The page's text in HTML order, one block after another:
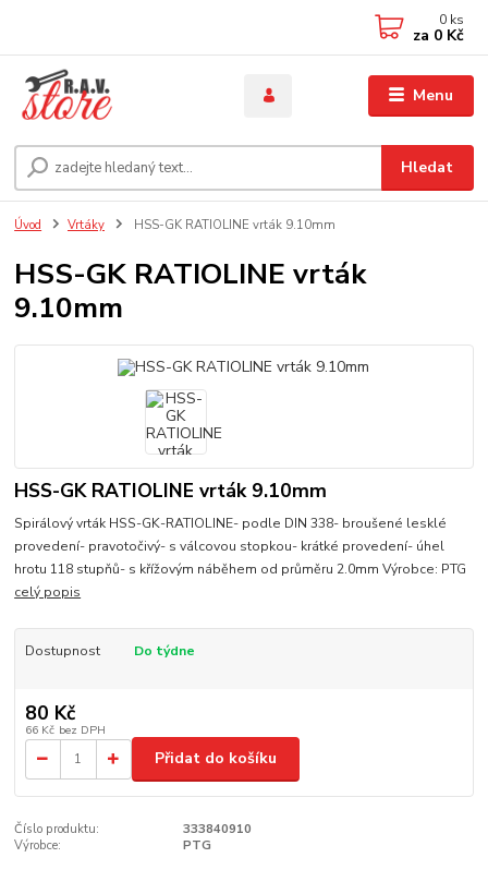
Menu
Hledat
0 ks
za 0 Kč
Úvod Vrtáky HSS-GK RATIOLINE vrták 9.10mm
HSS-GK RATIOLINE vrták
9.10mm
HSS-GK RATIOLINE vrták 9.10mm
Spirálový vrták HSS-GK-RATIOLINE- podle DIN 338- broušené lesklé
provedení- pravotočivý- s válcovou stopkou- krátké provedení- úhel
hrotu 118 stupňů- s křížovým náběhem od průměru 2.0mm Výrobce: PTG
celý popis
Dostupnost Do týdne
80 Kč
66 Kč bez DPH
Přidat do košíku
Číslo produktu:
333840910
Výrobce:
PTG